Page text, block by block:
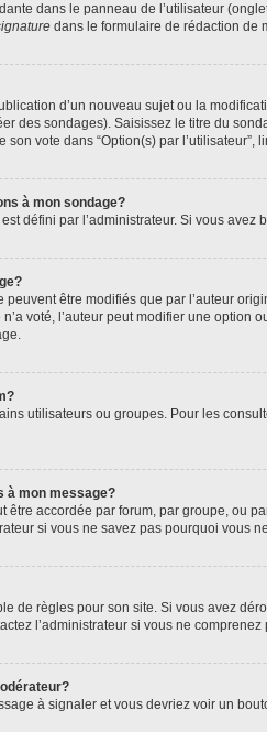
dans le panneau de l’utilisateur
dans le formulaire de rédaction de
d’un nouveau sujet ou la
des sondages). Saisissez le titre du
vote dans “Option(s) par
à mon sondage?
défini par l’administrateur. Si vous avez
être modifiés que par l’auteur
voté, l’auteur peut modifier une
utilisateurs ou groupes. Pour les
à mon message?
être accordée par forum, par groupe, ou
si vous ne savez pas pourquoi vous
de règles pour son site. Si vous avez
l’administrateur si vous ne
à signaler et vous devriez voir un